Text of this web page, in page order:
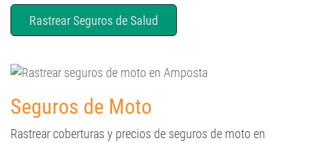
Rastrear Seguros de Salud
Seguros de Moto
Rastrear coberturas y precios de seguros de moto en